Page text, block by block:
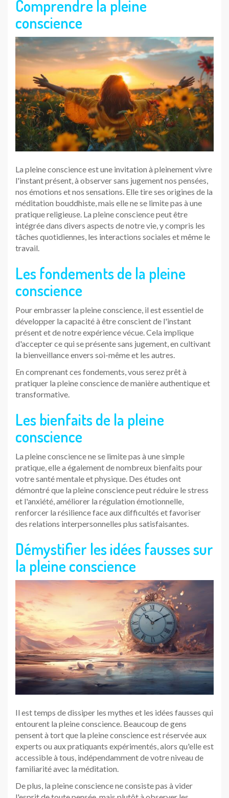
Comprendre la pleine
conscience
La pleine conscience est une invitation à pleinement vivre
l'instant présent, à observer sans jugement nos pensées,
nos émotions et nos sensations. Elle tire ses origines de la
méditation bouddhiste, mais elle ne se limite pas à une
pratique religieuse. La pleine conscience peut être
intégrée dans divers aspects de notre vie, y compris les
tâches quotidiennes, les interactions sociales et même le
travail.
Les fondements de la pleine
conscience
Pour embrasser la pleine conscience, il est essentiel de
développer la capacité à être conscient de l'instant
présent et de notre expérience vécue. Cela implique
d'accepter ce qui se présente sans jugement, en cultivant
la bienveillance envers soi-même et les autres.
En comprenant ces fondements, vous serez prêt à
pratiquer la pleine conscience de manière authentique et
transformative.
Les bienfaits de la pleine
conscience
La pleine conscience ne se limite pas à une simple
pratique, elle a également de nombreux bienfaits pour
votre santé mentale et physique. Des études ont
démontré que la pleine conscience peut réduire le stress
et l'anxiété, améliorer la régulation émotionnelle,
renforcer la résilience face aux difficultés et favoriser
des relations interpersonnelles plus satisfaisantes.
Démystifier les idées fausses sur
la pleine conscience
Il est temps de dissiper les mythes et les idées fausses qui
entourent la pleine conscience. Beaucoup de gens
pensent à tort que la pleine conscience est réservée aux
experts ou aux pratiquants expérimentés, alors qu'elle est
accessible à tous, indépendamment de votre niveau de
familiarité avec la méditation.
De plus, la pleine conscience ne consiste pas à vider